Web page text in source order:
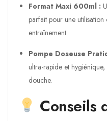
Format Maxi 600ml :
parfait pour une
entraînement.
Pompe Doseuse
ultra-rapide et
douche.
Conseils